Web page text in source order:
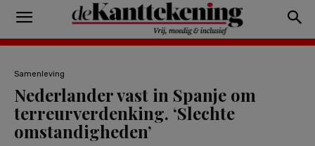
Samenleving
Nederlander vast in Spanje om
terreurverdenking. ‘Slechte
omstandigheden’